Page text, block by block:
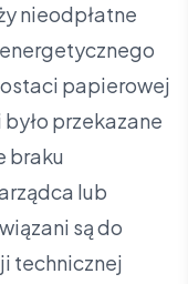
nieodpłatne
papierowej
przekazane
braku
lub
są do
technicznej